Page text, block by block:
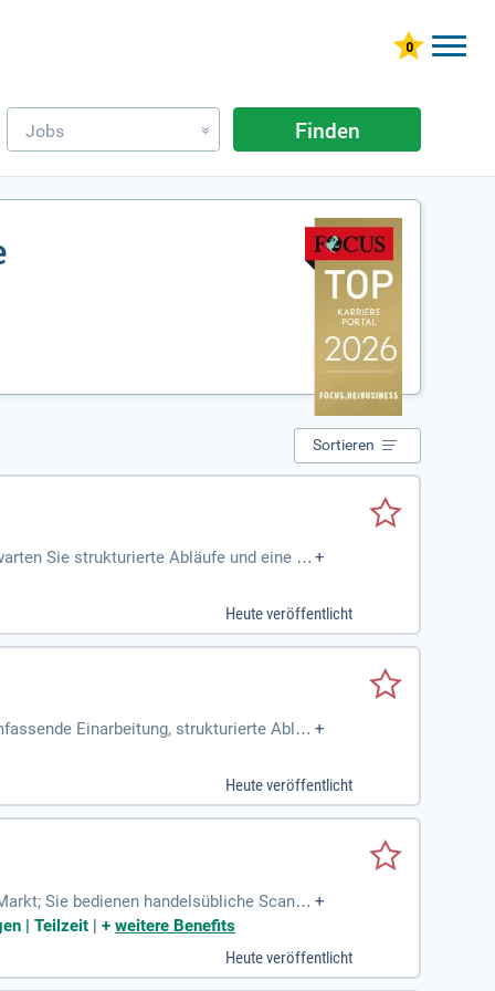
Jobs » Finden
Sortieren
Sie strukturierte Abläufe und eine u
Unsere Position bietet Ihnen lan
starten Sie Ihre berufliche Reise bei uns!
+
Heute veröffentlicht
Einarbeitung, strukturierte Abläu
einem mittelständischen Unternehmen
Sie Ihre Zukunft mit uns!
+
Heute veröffentlicht
Sie bedienen handelsübliche Scanne
bearbeiten
+
| Teilzeit |+weitere Benefits
Heute veröffentlicht